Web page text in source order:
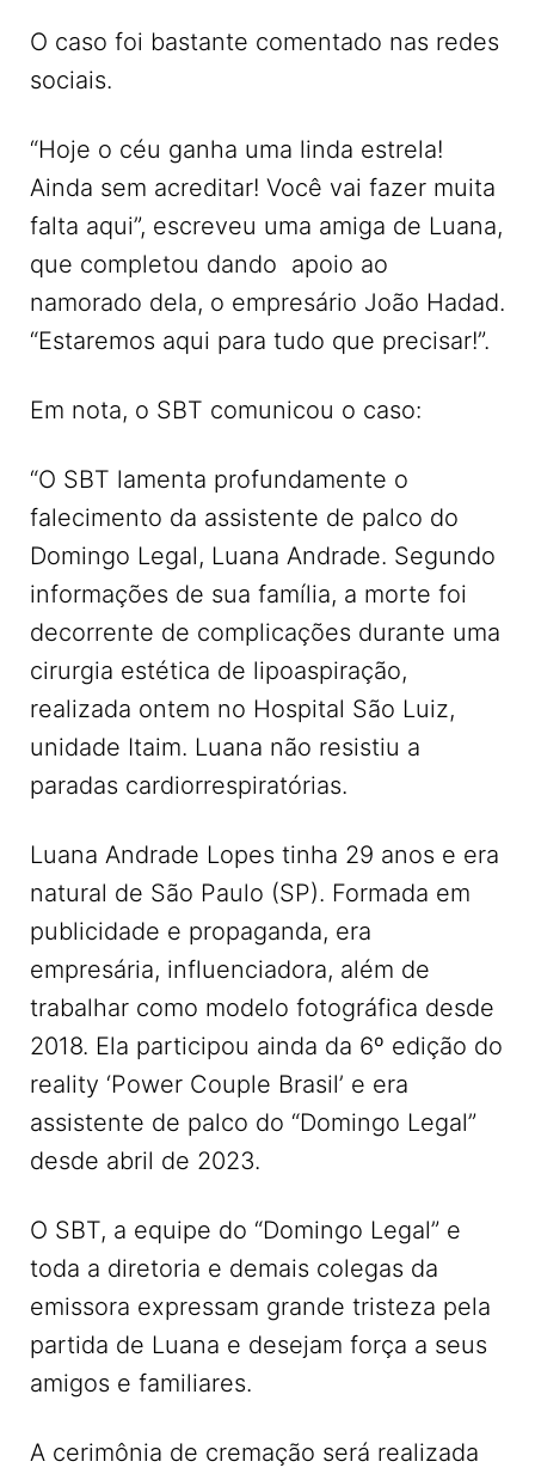
O caso foi bastante comentado nas redes
sociais.
“Hoje o céu ganha uma linda estrela!
Ainda sem acreditar! Você vai fazer muita
falta aqui”, escreveu uma amiga de Luana,
que completou dando apoio ao
namorado dela, o empresário João Hadad.
“Estaremos aqui para tudo que precisar!”.
Em nota, o SBT comunicou o caso:
“O SBT lamenta profundamente o
falecimento da assistente de palco do
Domingo Legal, Luana Andrade. Segundo
informações de sua família, a morte foi
decorrente de complicações durante uma
cirurgia estética de lipoaspiração,
realizada ontem no Hospital São Luiz,
unidade Itaim. Luana não resistiu a
paradas cardiorrespiratórias.
Luana Andrade Lopes tinha 29 anos e era
natural de São Paulo (SP). Formada em
publicidade e propaganda, era
empresária, influenciadora, além de
trabalhar como modelo fotográfica desde
2018. Ela participou ainda da 6º edição do
reality ‘Power Couple Brasil’ e era
assistente de palco do “Domingo Legal”
desde abril de 2023.
O SBT, a equipe do “Domingo Legal” e
toda a diretoria e demais colegas da
emissora expressam grande tristeza pela
partida de Luana e desejam força a seus
amigos e familiares.
A cerimônia de cremação será realizada